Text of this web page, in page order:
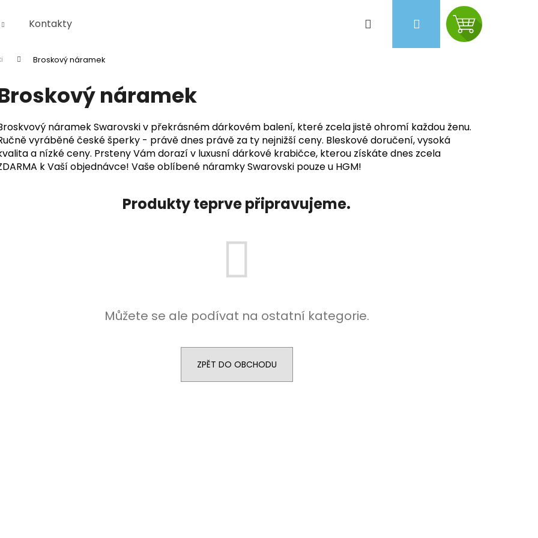
Kontakty PřihlášeníNákupní
Broskový náramek
náramek
náramek Swarovski v překrásném dárkovém balení, které zcela jistě ohromí každou ženu.
vyráběné české šperky - právě dnes právě za ty nejnižší ceny. Bleskové doručení, vysoká
a nízké ceny. Prsteny Vám dorazí v luxusní dárkové krabičce, kterou získáte dnes zcela
k Vaší objednávce! Vaše oblíbené náramky Swarovski pouze u HGM!
Produkty teprve připravujeme.
Můžete se ale podívat na ostatní kategorie.
ZPĚT DO OBCHODU
Co potřebujete najít?
Doporučujeme
NÁHRDELNÍK ANDĚL ŠTĚSTÍ LIGHT
SAPPHIRE
Původně: